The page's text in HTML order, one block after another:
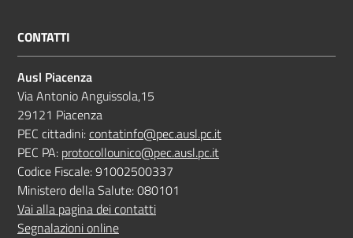
CONTATTI
Ausl Piacenza
Via Antonio Anguissola,15
29121 Piacenza
PEC cittadini:contatinfo@pec.ausl.pc.it
PEC PA: protocollounico@pec.ausl.pc.it
Codice Fiscale: 91002500337
Ministero della Salute: 080101
Vai alla pagina dei contatti
Segnalazioni online